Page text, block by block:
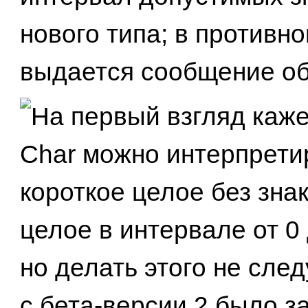
нового типа; в
выдается сообщение
На первый взгляд
Char можно
короткое целое без
целое в интервале от
но делать этого не